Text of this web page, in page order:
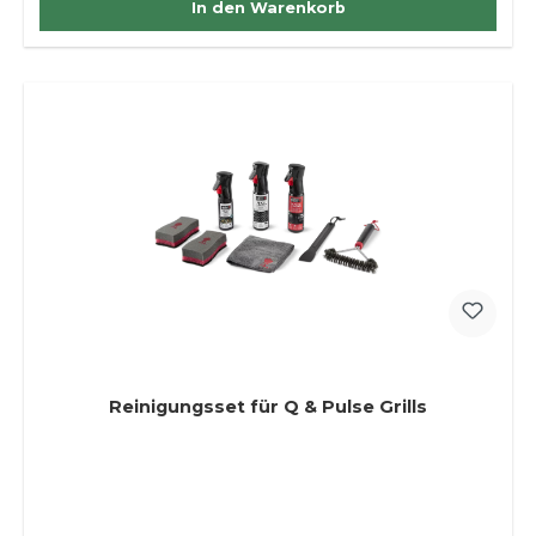
In den Warenkorb
Reinigungsset für Q & Pulse Grills